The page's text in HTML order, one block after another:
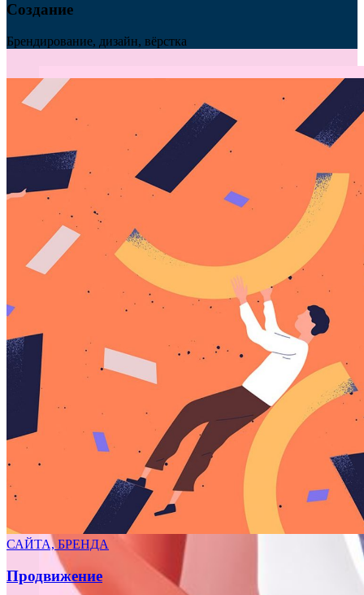
Создание
Брендирование, дизайн, вёрстка
САЙТА, БРЕНДА
Продвижение